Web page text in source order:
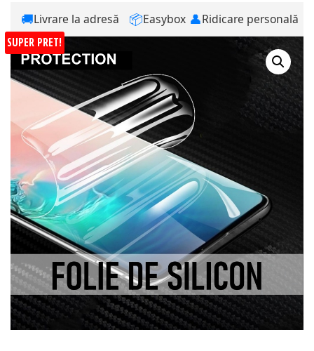
🚚Livrare la adresă 📦Easybox 👤Ridicare personală
SUPER PRET!